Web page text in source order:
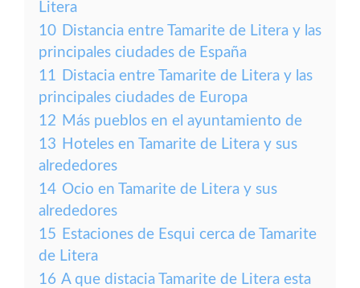
Litera
10 Distancia entre Tamarite de Litera y las
principales ciudades de España
11 Distacia entre Tamarite de Litera y las
principales ciudades de Europa
12 Más pueblos en el ayuntamiento de
13 Hoteles en Tamarite de Litera y sus
alrededores
14 Ocio en Tamarite de Litera y sus
alrededores
15 Estaciones de Esqui cerca de Tamarite
de Litera
16 A que distacia Tamarite de Litera esta